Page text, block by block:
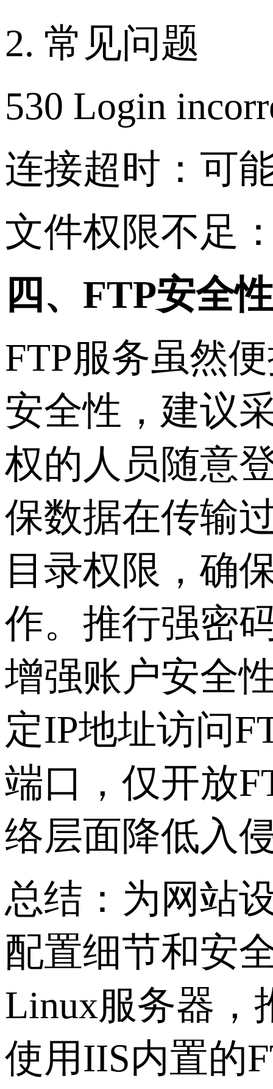
2. 常见问题
530 Login
连接超时：可
文件权限不足
四、FTP安全
FTP服务虽然
安全性，建议
权的人员随意
保数据在传输
目录权限，确
作。推行强密
增强账户安全
定IP地址访问
端口，仅开放
络层面降低入
总结：为网站
配置细节和安
Linux服务器，
使用IIS内置的